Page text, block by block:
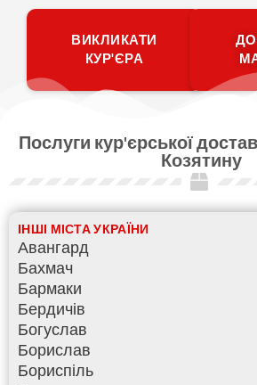
ВИКЛИКАТИ
КУР'ЄРА
Послуги кур'єрської
Козятину
ІНШІ МІСТА УКРАЇНИ
Авангард
Бахмач
Бармаки
Бердичів
Богуслав
Борислав
Бориспіль